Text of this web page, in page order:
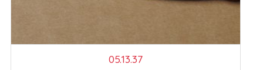
05.13.37